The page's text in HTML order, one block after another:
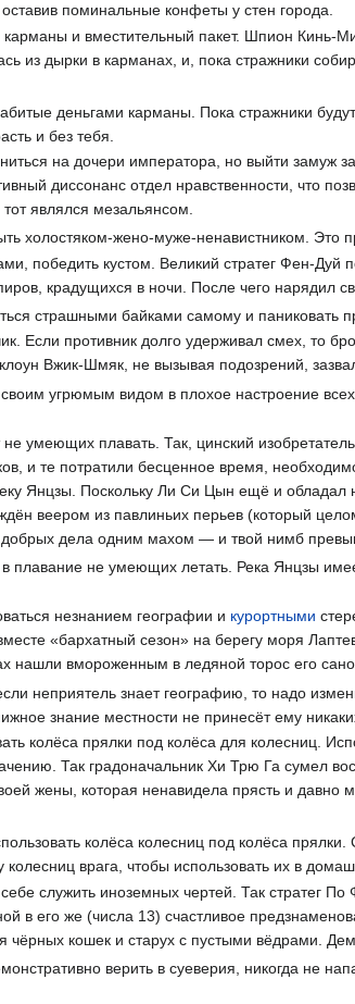
поминальные конфеты у стен города.
и вместительный пакет. Шпион Кинь-
из дырки в карманах, и, пока стражники
деньгами карманы. Пока стражники
и без тебя.
на дочери императора, но выйти замуж
диссонанс отдел нравственности, что
являлся мезальянсом.
холостяком-жено-муже-ненавистником. Это
победить кустом. Великий стратег Фен-
крадущихся в ночи. После чего нарядил
страшными байками самому и паниковать
Если противник долго удерживал смех, то
Вжик-Шмяк, не вызывая подозрений,
угрюмым видом в плохое настроение
умеющих плавать. Так, цинский
и те потратили бесценное время,
Янцзы. Поскольку Ли Си Цын ещё и обладал
веером из павлиньих перьев (который
дела одним махом — и твой нимб
плавание не умеющих летать. Река Янцзы
незнанием географии и курортными
«бархатный сезон» на берегу моря
нашли вмороженным в ледяной торос его
неприятель знает географию, то надо
знание местности не принесёт ему
колёса прялки под колёса для колесниц.
Так градоначальник Хи Трю Га сумел
жены, которая ненавидела прясть и давно
колёса колесниц под колёса
колесниц врага, чтобы использовать их в
служить иноземных чертей. Так стратег
в его же (числа 13) счастливое
чёрных кошек и старух с пустыми вёдрами.
верить в суеверия, никогда не